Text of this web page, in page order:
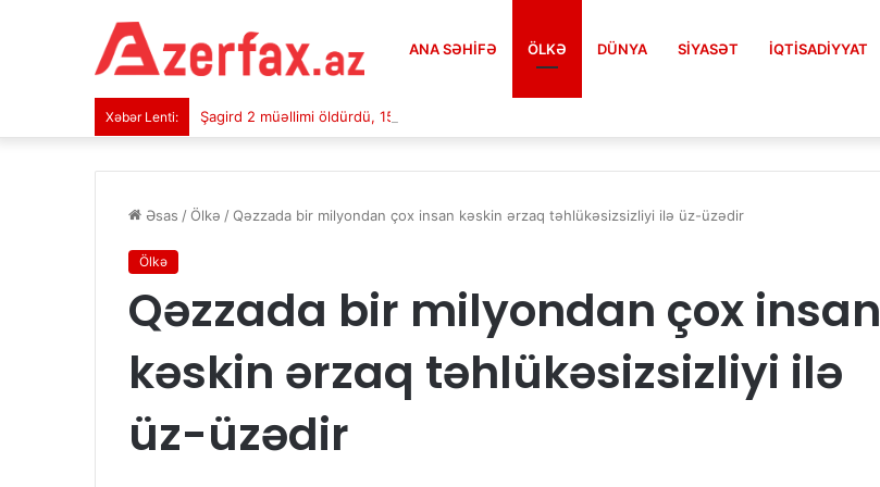
ANA SƏHIFƏ ÖLKƏ DÜNYA SIYASƏT İQTISADIYYAT
Xəbər Lenti: Şagird 2 müəllimi öldürdü, 15 nəfəri…
Əsas /Ölkə /Qəzzada bir milyondan çox insan kəskin ərzaq təhlükəsizsizliyi ilə üz-üzədir
Ölkə
Qəzzada bir milyondan çox insan
kəskin ərzaq təhlükəsizsizliyi ilə
üz-üzədir